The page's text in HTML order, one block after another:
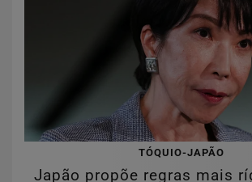
TÓQUIO-JAPÃO
Japão propõe regras mais